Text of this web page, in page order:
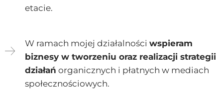
etacie.
W ramach mojej działalności wspieram
biznesy w tworzeniu oraz realizacji strategii
działań organicznych i płatnych w mediach
społecznościowych.